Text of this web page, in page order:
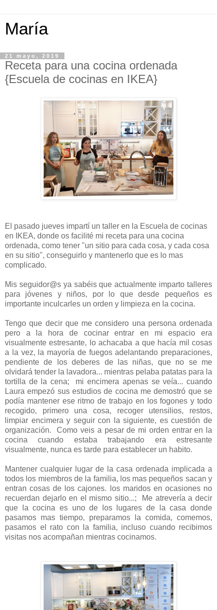
María
21 mayo, 2019
Receta para una cocina ordenada
{Escuela de cocinas en IKEA}
El pasado jueves impartí un taller en la Escuela de cocinas
en IKEA, donde os facilité mi receta para una cocina
ordenada, como tener "un sitio para cada cosa, y cada cosa
en su sitio", conseguirlo y mantenerlo que es lo mas
complicado.
Mis seguidor@s ya sabéis que actualmente imparto talleres
para jóvenes y niños, por lo que desde pequeños es
importante inculcarles un orden y limpieza en la cocina.
Tengo que decir que me considero una persona ordenada
pero a la hora de cocinar entrar en mi espacio era
visualmente estresante, lo achacaba a que hacía mil cosas
a la vez, la mayoría de fuegos adelantando preparaciones,
pendiente de los deberes de las niñas, que no se me
olvidará tender la lavadora... mientras pelaba patatas para la
tortilla de la cena; mi encimera apenas se veía... cuando
Laura empezó sus estudios de cocina me demostró que se
podía mantener ese ritmo de trabajo en los fogones y todo
recogido, primero una cosa, recoger utensilios, restos,
limpiar encimera y seguir con la siguiente, es cuestión de
organización. Como veis a pesar de mi orden entrar en la
cocina cuando estaba trabajando era estresante
visualmente, nunca es tarde para establecer un habito.
Mantener cualquier lugar de la casa ordenada implicada a
todos los miembros de la familia, los mas pequeños sacan y
entran cosas de los cajones. los maridos en ocasiones no
recuerdan dejarlo en el mismo sitio...; Me atrevería a decir
que la cocina es uno de los lugares de la casa donde
pasamos mas tiempo, preparamos la comida, comemos,
pasamos el rato con la familia, incluso cuando recibimos
visitas nos acompañan mientras cocinamos.